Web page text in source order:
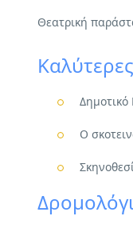
Θεατρική
Ο